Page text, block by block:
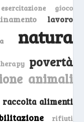
esercitazione gioco
lavoro
natura
povertà
animali
raccolta alimenti
rifiuti